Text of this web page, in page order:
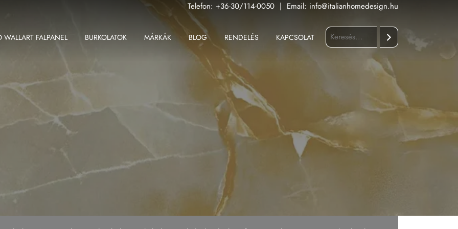
Telefon: +36-30/114-0050 | Email: info@italianhomedesign.hu
WALLART FALPANEL BURKOLATOK
2 cm-es greslap
Fali csempe
Fürdőszoba
MÁRKÁK
ABK
Iris FMG
BLOG RENDELÉS KAPCSOLAT
Keresés